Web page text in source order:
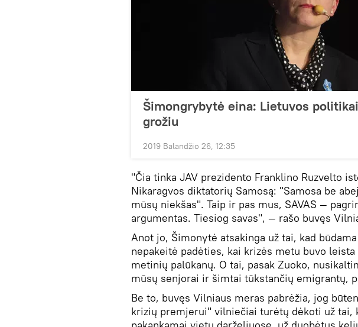
Šimongrybytė eina: Lietuvos
grožiu
2019 Balandžio 26, 12:35
"Čia tinka JAV prezidento Franklino Ruzvelto
Nikaragvos diktatorių Samosą: "Samosa be
mūsų niekšas". Taip ir pas mus, SAVAS —
argumentas. Tiesiog savas", — rašo buvęs
Anot jo, Šimonytė atsakinga už tai, kad
nepakeitė padėties, kai krizės metu buvo
metinių palūkanų. O tai, pasak Zuoko,
mūsų senjorai ir šimtai tūkstančių emigrantų,
Be to, buvęs Vilniaus meras pabrėžia, jog
krizių premjerui" vilniečiai turėtų dėkoti už tai,